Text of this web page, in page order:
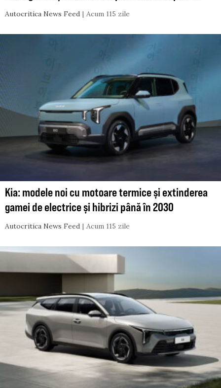
Autocritica News Feed Acum 115 zile
Kia: modele noi cu motoare termice și extinderea
gamei de electrice și hibrizi până în 2030
Autocritica News Feed Acum 115 zile